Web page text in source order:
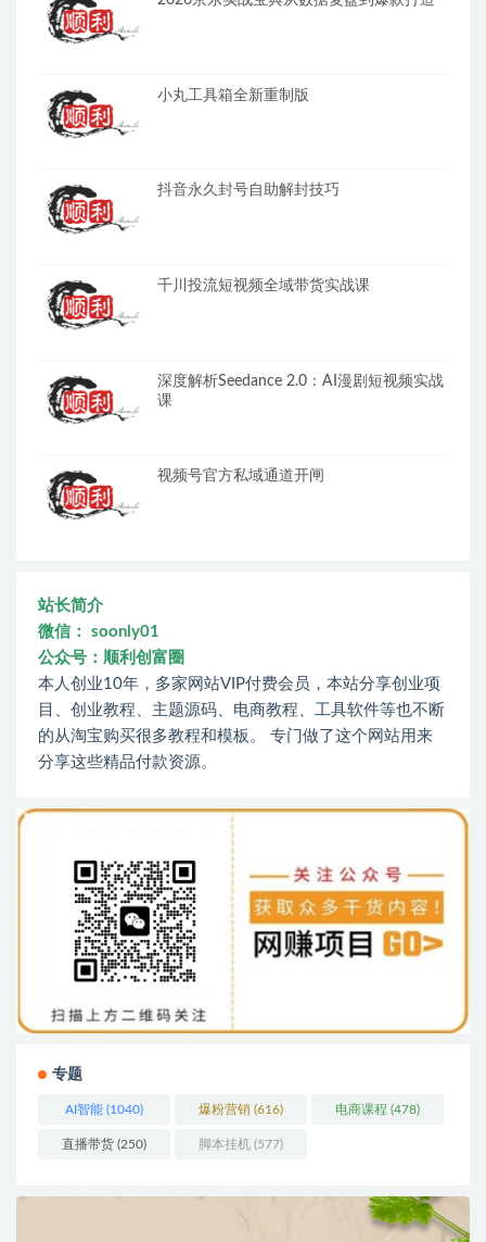
小丸工具箱全新重制版
抖音永久封号自助解封技巧
千川投流短视频全域带货实战课
深度解析Seedance 2.0：AI漫剧短视频实战
课
视频号官方私域通道开闸
站长简介
微信： soonly01
公众号：顺利创富圈
本人创业10年，多家网站VIP付费会员，本站分享创业项
目、创业教程、主题源码、电商教程、工具软件等也不断
的从淘宝购买很多教程和模板。 专门做了这个网站用来
分享这些精品付款资源。
专题
AI智能 (1040) 爆粉营销 (616) 电商课程 (478)
直播带货 (250) 脚本挂机 (577)